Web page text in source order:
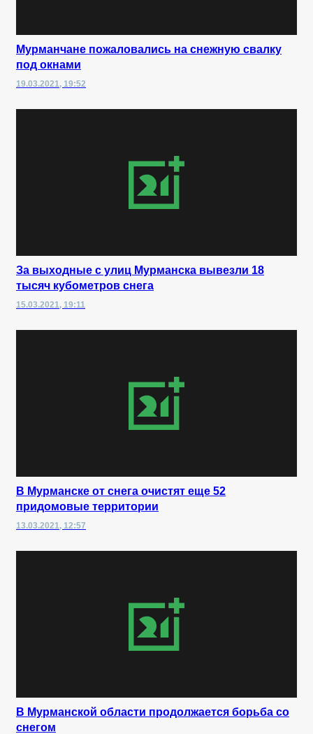
Мурманчане пожаловались на снежную свалку
под окнами
19.03.2021, 19:52
За выходные с улиц Мурманска вывезли 18
тысяч кубометров снега
15.03.2021, 19:11
В Мурманске от снега очистят еще 52
придомовые территории
13.03.2021, 12:57
В Мурманской области продолжается борьба со
снегом